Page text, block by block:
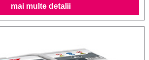
mai multe detalii